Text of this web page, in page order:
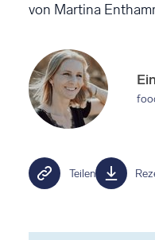
von Martina
Teilen